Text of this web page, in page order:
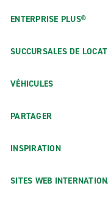
ENTERPRISE PLUS®
SUCCURSALES DE
VÉHICULES
PARTAGER
INSPIRATION
SITES WEB